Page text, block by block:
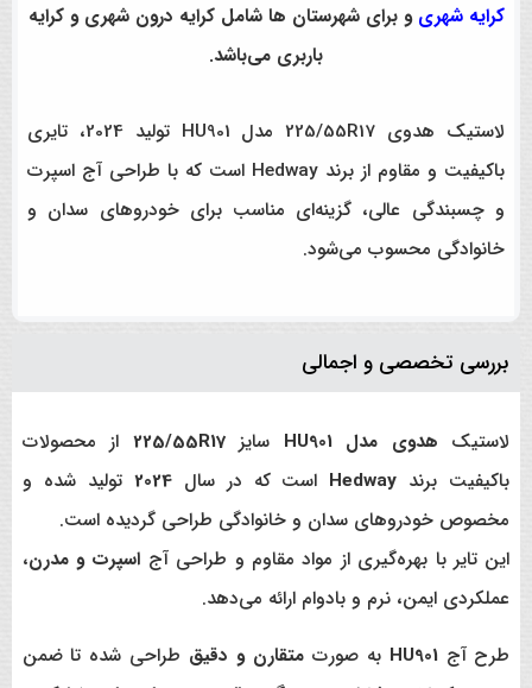
کرایه شهری و برای شهرستان ها شامل کرایه درون شهری و کرایه
باربری می‌باشد.
لاستیک هدوی 225/55R17 مدل HU901 تولید 2024، تایری
باکیفیت و مقاوم از برند Hedway است که با طراحی آج اسپرت
و چسبندگی عالی، گزینه‌ای مناسب برای خودروهای سدان و
خانوادگی محسوب می‌شود.
بررسی تخصصی و اجمالی
لاستیک هدوی مدل HU901 سایز225/55R17 از محصولات
باکیفیت برند Hedway است که در سال2024 تولید شده و
مخصوص خودروهای سدان و خانوادگی طراحی گردیده است.
این تایر با بهره‌گیری از مواد مقاوم و طراحی آج اسپرت و مدرن،
عملکردی ایمن، نرم و بادوام ارائه می‌دهد.
طرح آجHU901 به صورتمتقارن و دقیق طراحی شده تا ضمن